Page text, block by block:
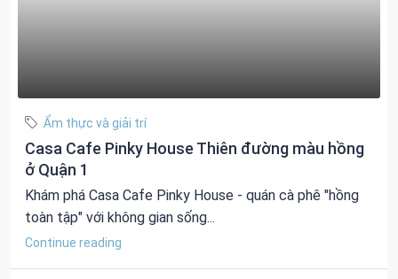
Ẩm thực và giải trí
Casa Cafe Pinky House Thiên đường màu hồng
ở Quận 1
Khám phá Casa Cafe Pinky House - quán cà phê "hồng
toàn tập" với không gian sống...
Continue reading